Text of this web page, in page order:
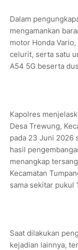
Dalam
mengamankan
motor Honda
celurit, serta satu
A54 5G beserta
Kapolres
Desa Trewung,
pada 23 Juni 2026
hasil
menangkap
Kecamatan
sama sekitar pukul
Saat dilakukan
kejadian lainnya,